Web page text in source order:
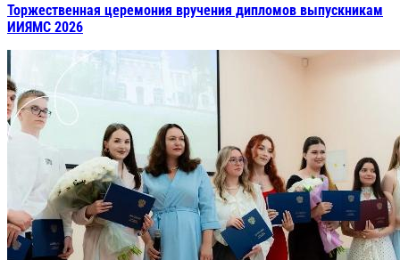
Торжественная церемония вручения дипломов выпускникам
ИИЯМС 2026